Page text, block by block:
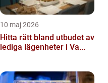
10 maj 2026
Hitta rätt bland utbudet av
lediga lägenheter i Va...